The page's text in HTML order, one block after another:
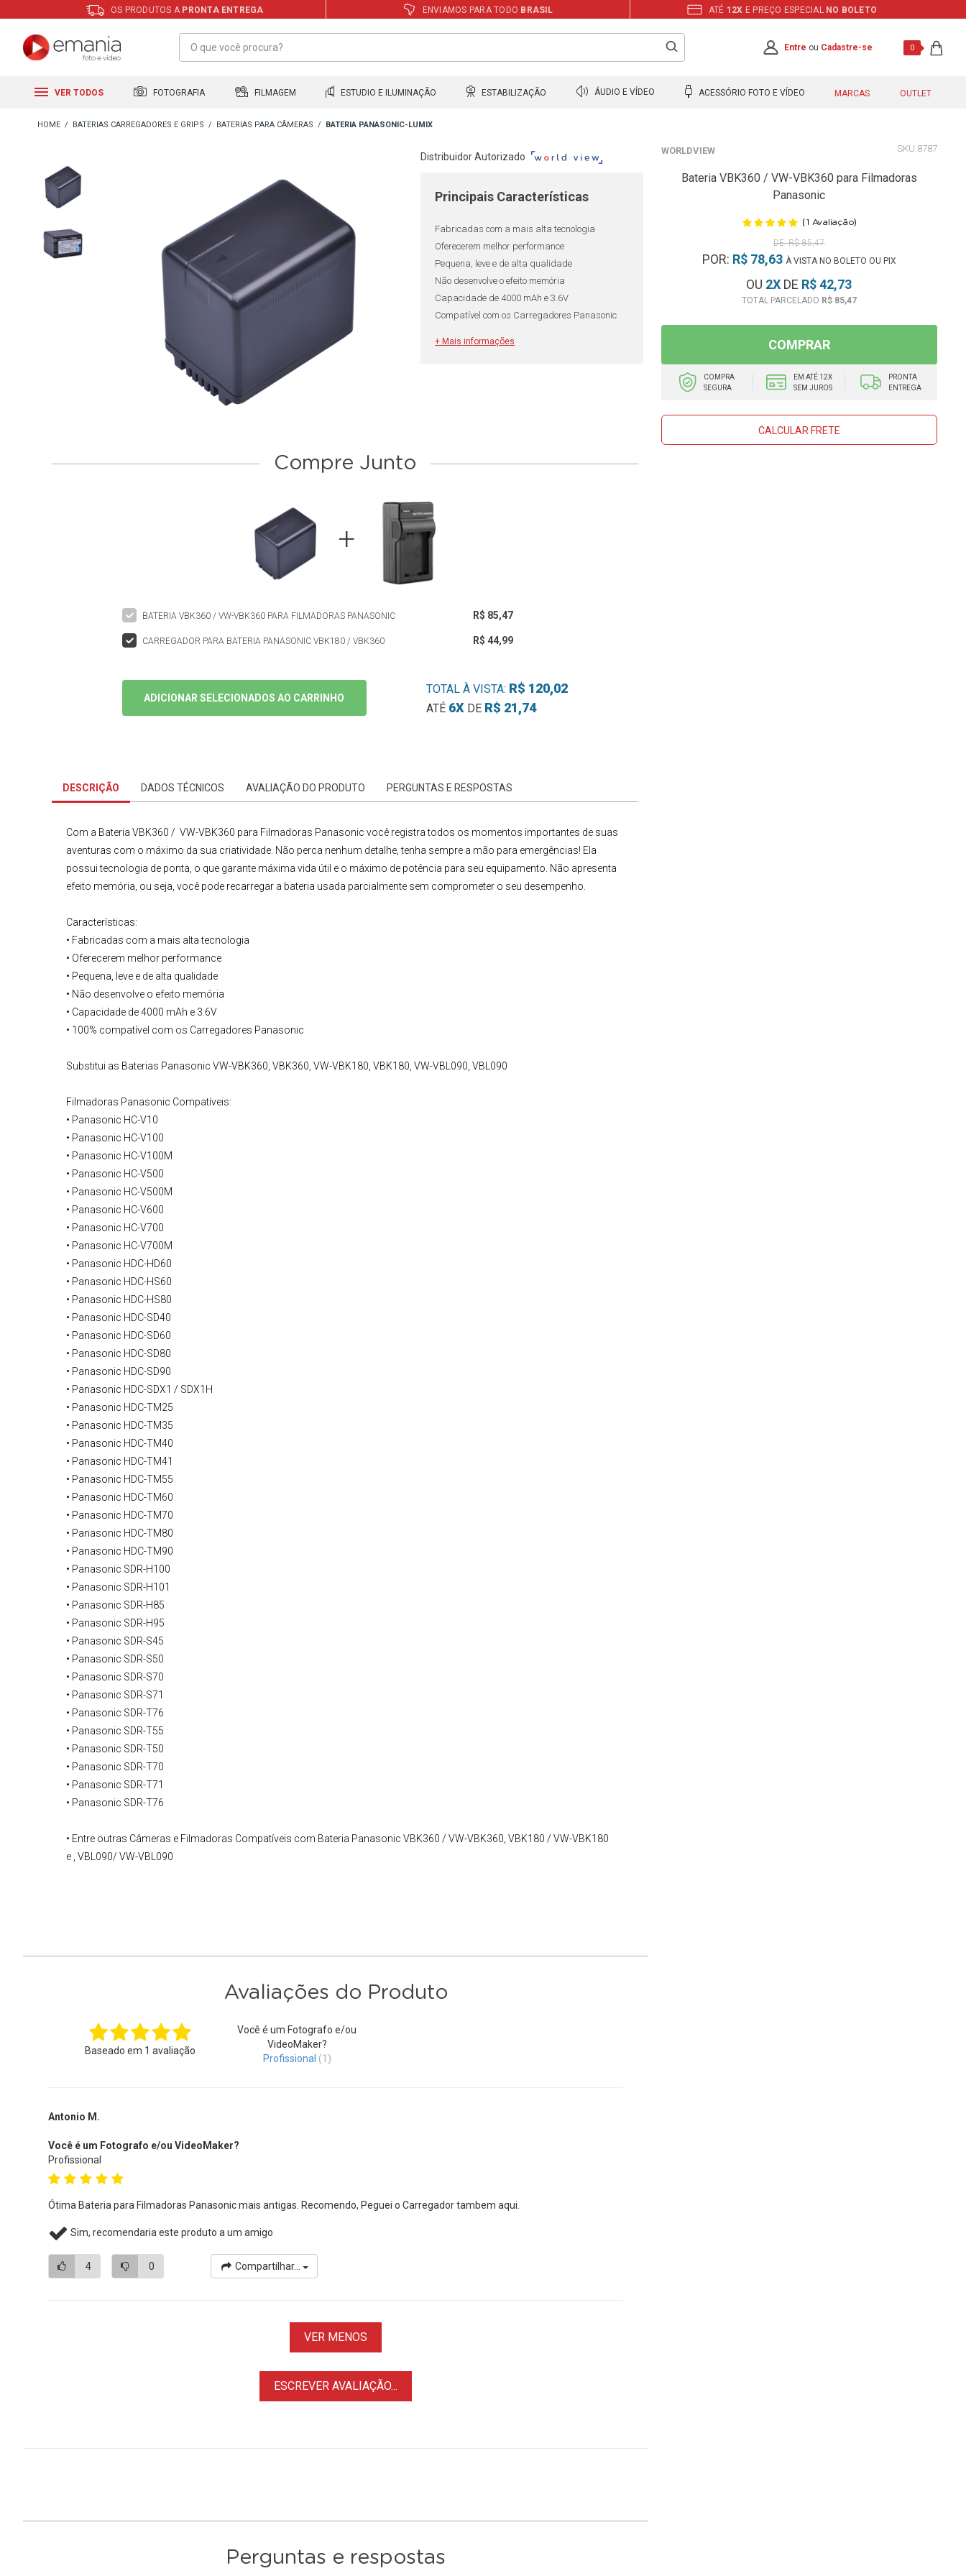
OS PRODUTOS A PRONTA ENTREGA ENVIAMOS PARA TODO BRASIL ATÉ 12X E PREÇO ESPECIAL NO BOLETO
Entre ou Cadastre-se 0
VER TODOS FOTOGRAFIA FILMAGEM ESTUDIO E ILUMINAÇÃO ESTABILIZAÇÃO ÁUDIO E VÍDEO ACESSÓRIO FOTO E VÍDEO MARCAS OUTLET
BATERIAS CARREGADORES E GRIPS BATERIAS PARA CÂMERAS BATERIA PANASONIC-LUMIX
Distribuidor Autorizado
Principais Características
Fabricadas com a mais alta tecnologia
Oferecerem melhor performance
Pequena, leve e de alta qualidade
Não desenvolve o efeito memória
Capacidade de 4000 mAh e 3.6V
Compatível com os Carregadores Panasonic
+ Mais informações
WORLDVIEW 8787
Bateria VBK360 / VW-VBK360 para Filmadoras
Panasonic
(1 Avaliação)
R$ 85,47
POR: R$ 78,63 À VISTA NO BOLETO OU PIX
OU 2X DE R$ 42,73
R$ 85,47
COMPRAR
COMPRA
SEGURA
EM ATÉ 12X
SEM JUROS
PRONTA
ENTREGA
CALCULAR FRETE
Compre Junto
BATERIA VBK360 / VW-VBK360 PARA FILMADORAS PANASONIC R$ 85,47
CARREGADOR PARA BATERIA PANASONIC VBK180 / VBK360 R$ 44,99
ADICIONAR SELECIONADOS AO CARRINHO
TOTAL À VISTA: R$ 120,02
ATÉ 6X DE R$ 21,74
DESCRIÇÃO DADOS TÉCNICOS AVALIAÇÃO DO PRODUTO PERGUNTAS E RESPOSTAS
Com a Bateria VBK360 / VW-VBK360 para Filmadoras Panasonic você registra todos os momentos importantes de suas
aventuras com o máximo da sua criatividade. Não perca nenhum detalhe, tenha sempre a mão para emergências! Ela
possui tecnologia de ponta, o que garante máxima vida útil e o máximo de potência para seu equipamento. Não apresenta
efeito memória, ou seja, você pode recarregar a bateria usada parcialmente sem comprometer o seu desempenho.
Características:
• Fabricadas com a mais alta tecnologia
• Oferecerem melhor performance
• Pequena, leve e de alta qualidade
• Não desenvolve o efeito memória
• Capacidade de 4000 mAh e 3.6V
• 100% compatível com os Carregadores Panasonic
Substitui as Baterias Panasonic VW-VBK360, VBK360, VW-VBK180, VBK180, VW-VBL090, VBL090
Filmadoras Panasonic Compatíveis:
• Panasonic HC-V10
• Panasonic HC-V100
• Panasonic HC-V100M
• Panasonic HC-V500
• Panasonic HC-V500M
• Panasonic HC-V600
• Panasonic HC-V700
• Panasonic HC-V700M
• Panasonic HDC-HD60
• Panasonic HDC-HS60
• Panasonic HDC-HS80
• Panasonic HDC-SD40
• Panasonic HDC-SD60
• Panasonic HDC-SD80
• Panasonic HDC-SD90
• Panasonic HDC-SDX1 / SDX1H
• Panasonic HDC-TM25
• Panasonic HDC-TM35
• Panasonic HDC-TM40
• Panasonic HDC-TM41
• Panasonic HDC-TM55
• Panasonic HDC-TM60
• Panasonic HDC-TM70
• Panasonic HDC-TM80
• Panasonic HDC-TM90
• Panasonic SDR-H100
• Panasonic SDR-H101
• Panasonic SDR-H85
• Panasonic SDR-H95
• Panasonic SDR-S45
• Panasonic SDR-S50
• Panasonic SDR-S70
• Panasonic SDR-S71
• Panasonic SDR-T76
• Panasonic SDR-T55
• Panasonic SDR-T50
• Panasonic SDR-T70
• Panasonic SDR-T71
• Panasonic SDR-T76
• Entre outras Câmeras e Filmadoras Compatíveis com Bateria Panasonic VBK360 / VW-VBK360, VBK180 / VW-VBK180
e , VBL090/ VW-VBL090
Avaliações do Produto
Baseado em 1 avaliação
Você é um Fotografo e/ou
VideoMaker?
Profissional (1)
Antonio M.
Você é um Fotografo e/ou VideoMaker?
Profissional
Ótima Bateria para Filmadoras Panasonic mais antigas. Recomendo, Peguei o Carregador tambem aqui.
Sim, recomendaria este produto a um amigo
4 0 Compartilhar...
VER MENOS
ESCREVER AVALIAÇÃO...
Perguntas e respostas